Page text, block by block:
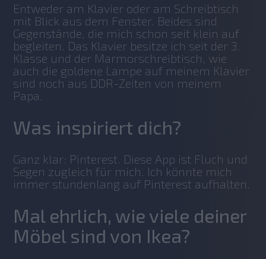
Entweder am Klavier oder am Schreibtisch
mit Blick aus dem Fenster. Beides sind
Gegenstände, die mich schon seit klein auf
begleiten. Das Klavier besitze ich seit der 3.
Klasse und der Marmorschreibtisch, wie
auch die goldene Lampe auf meinem Klavier
sind noch aus DDR-Zeiten von meinem
Papa.
Was inspiriert dich?
Ganz klar: Pinterest. Diese App ist Fluch und
Segen zugleich für mich. Ich könnte mich
immer stundenlang auf Pinterest aufhalten.
Mal ehrlich, wie viele deiner
Möbel sind von Ikea?